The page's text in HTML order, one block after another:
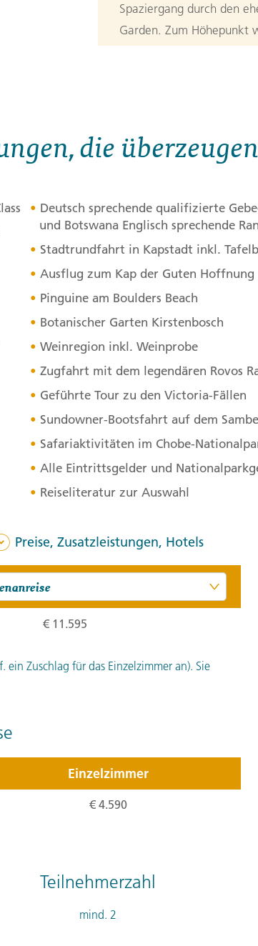
Spaziergang durch den
Garden. Zum Höhepunkt
Hoffnung
Zeitig brechen wir auf
Chapman´s Peak Drive
Nationalparks am Kap.
Spaziergang oder
uns nach Boulders
Nähe beobachten.
von Kirstenbosch, in
Flora bewundern können.
Tagesverlauf ansehen
Stationen:
1. Kap der Guten Hoffnung,
Botanischer Garten
Wir erkunden die
kapholländische
Gegend einen
den von den Hugenotten
Drakenstein-Gefängnis
schönsten und am
auch nicht fehlen. Wir
schmecken. 150 km (F)
1. Franschhoek, Südafrika
die
Deutsch sprechende qualifizierte
und Botswana Englisch sprechende
Stadtrundfahrt in Kapstadt inkl.
Ausflug zum Kap der Guten Hoffnung
Pinguine am Boulders Beach
Botanischer Garten Kirstenbosch
Weinregion inkl. Weinprobe
Zugfahrt mit dem legendären Rovos
Geführte Tour zu den Victoria-Fällen
Sundowner-Bootsfahrt auf dem
Safariaktivitäten im Chobe-
Alle Eintrittsgelder und
Reiseliteratur zur Auswahl
Preise, Zusatzleistungen, Hotels
€ 11.595
Zuschlag für das Einzelzimmer an). Sie
Einzelzimmer
€ 4.590
Teilnehmerzahl
mind. 2